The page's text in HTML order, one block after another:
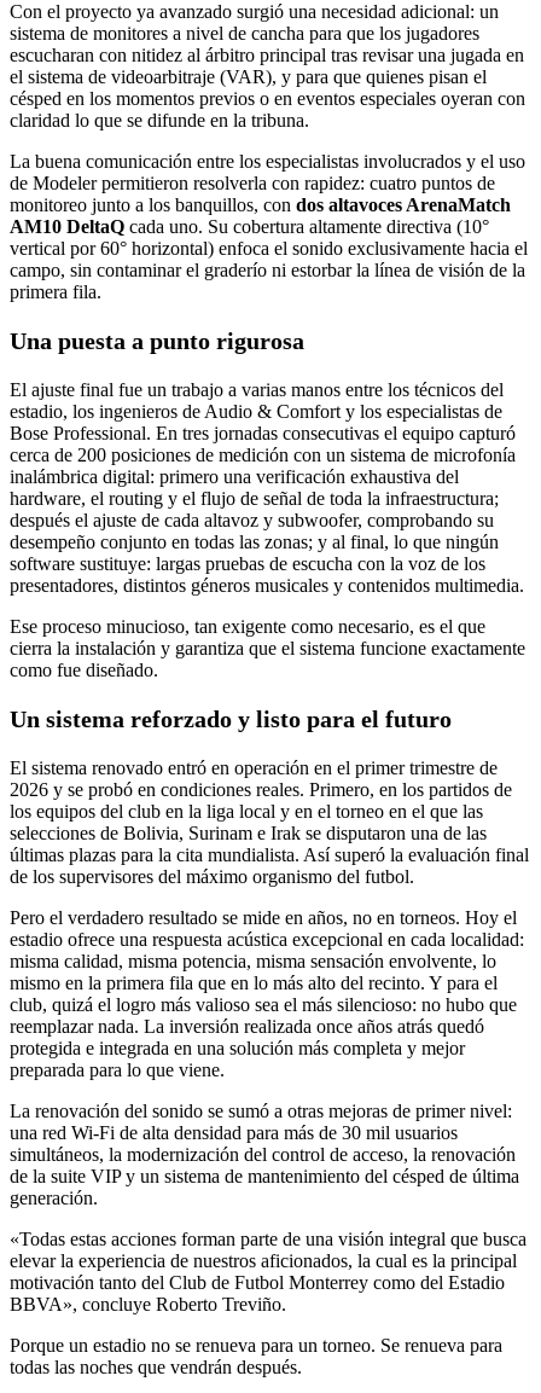
Con el proyecto ya avanzado surgió una necesidad adicional: un
sistema de monitores a nivel de cancha para que los jugadores
escucharan con nitidez al árbitro principal tras revisar una jugada en
el sistema de videoarbitraje (VAR), y para que quienes pisan el
césped en los momentos previos o en eventos especiales oyeran con
claridad lo que se difunde en la tribuna.
La buena comunicación entre los especialistas involucrados y el uso
de Modeler permitieron resolverla con rapidez: cuatro puntos de
monitoreo junto a los banquillos, con dos altavoces ArenaMatch
AM10 DeltaQ cada uno. Su cobertura altamente directiva (10°
vertical por 60° horizontal) enfoca el sonido exclusivamente hacia el
campo, sin contaminar el graderío ni estorbar la línea de visión de la
primera fila.
Una puesta a punto rigurosa
El ajuste final fue un trabajo a varias manos entre los técnicos del
estadio, los ingenieros de Audio & Comfort y los especialistas de
Bose Professional. En tres jornadas consecutivas el equipo capturó
cerca de 200 posiciones de medición con un sistema de microfonía
inalámbrica digital: primero una verificación exhaustiva del
hardware, el routing y el flujo de señal de toda la infraestructura;
después el ajuste de cada altavoz y subwoofer, comprobando su
desempeño conjunto en todas las zonas; y al final, lo que ningún
software sustituye: largas pruebas de escucha con la voz de los
presentadores, distintos géneros musicales y contenidos multimedia.
Ese proceso minucioso, tan exigente como necesario, es el que
cierra la instalación y garantiza que el sistema funcione exactamente
como fue diseñado.
Un sistema reforzado y listo para el futuro
El sistema renovado entró en operación en el primer trimestre de
2026 y se probó en condiciones reales. Primero, en los partidos de
los equipos del club en la liga local y en el torneo en el que las
selecciones de Bolivia, Surinam e Irak se disputaron una de las
últimas plazas para la cita mundialista. Así superó la evaluación final
de los supervisores del máximo organismo del futbol.
Pero el verdadero resultado se mide en años, no en torneos. Hoy el
estadio ofrece una respuesta acústica excepcional en cada localidad:
misma calidad, misma potencia, misma sensación envolvente, lo
mismo en la primera fila que en lo más alto del recinto. Y para el
club, quizá el logro más valioso sea el más silencioso: no hubo que
reemplazar nada. La inversión realizada once años atrás quedó
protegida e integrada en una solución más completa y mejor
preparada para lo que viene.
La renovación del sonido se sumó a otras mejoras de primer nivel:
una red Wi-Fi de alta densidad para más de 30 mil usuarios
simultáneos, la modernización del control de acceso, la renovación
de la suite VIP y un sistema de mantenimiento del césped de última
generación.
«Todas estas acciones forman parte de una visión integral que busca
elevar la experiencia de nuestros aficionados, la cual es la principal
motivación tanto del Club de Futbol Monterrey como del Estadio
BBVA», concluye Roberto Treviño.
Porque un estadio no se renueva para un torneo. Se renueva para
todas las noches que vendrán después.